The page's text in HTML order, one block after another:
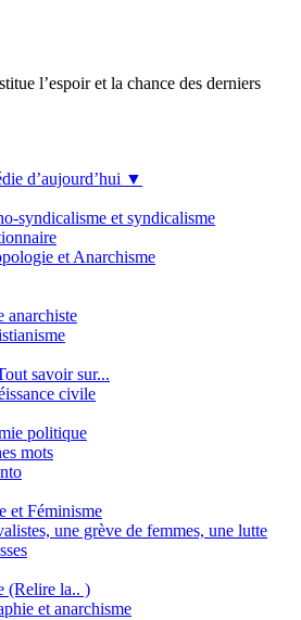
l’espoir et la chance des derniers
d’aujourd’hui ▼
syndicalisme et syndicalisme
et Anarchisme
anarchiste
savoir sur...
civile
politique
mots
et Féminisme
une grève de femmes, une lutte
(Relire la.. )
et anarchisme